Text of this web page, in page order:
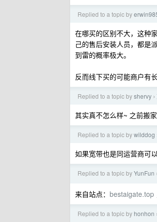
Replied to a topic by
在哪买的区别不大，这种
己的售后安装人员，都是
到雷的概率极大。
反而线下买的可能商户有
Replied to a topic byshervy ›
其实真不怎么样~ 之前搬
Replied to a topic bywilddog
如果宽带也是同运营商可
Replied to a topic byYunFun ›
来自站点： bestaigate.top
Replied to a topic by honhon ›